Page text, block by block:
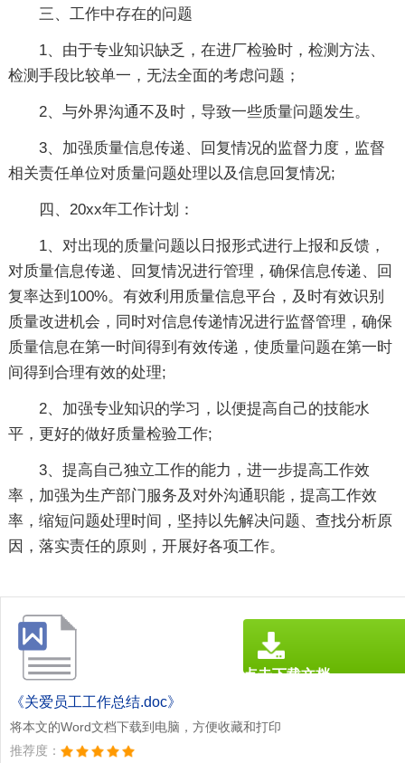
三、工作中存在的问题
1、由于专业知识缺乏，在进厂检验时，检测方法、
检测手段比较单一，无法全面的考虑问题；
2、与外界沟通不及时，导致一些质量问题发生。
3、加强质量信息传递、回复情况的监督力度，监督
相关责任单位对质量问题处理以及信息回复情况;
四、20xx年工作计划：
1、对出现的质量问题以日报形式进行上报和反馈，
对质量信息传递、回复情况进行管理，确保信息传递、回
复率达到100%。有效利用质量信息平台，及时有效识别
质量改进机会，同时对信息传递情况进行监督管理，确保
质量信息在第一时间得到有效传递，使质量问题在第一时
间得到合理有效的处理;
2、加强专业知识的学习，以便提高自己的技能水
平，更好的做好质量检验工作;
3、提高自己独立工作的能力，进一步提高工作效
率，加强为生产部门服务及对外沟通职能，提高工作效
率，缩短问题处理时间，坚持以先解决问题、查找分析原
因，落实责任的原则，开展好各项工作。
《关爱员工工作总结.doc》
将本文的Word文档下载到电脑，方便收藏和打印
推荐度：
点击下载文档